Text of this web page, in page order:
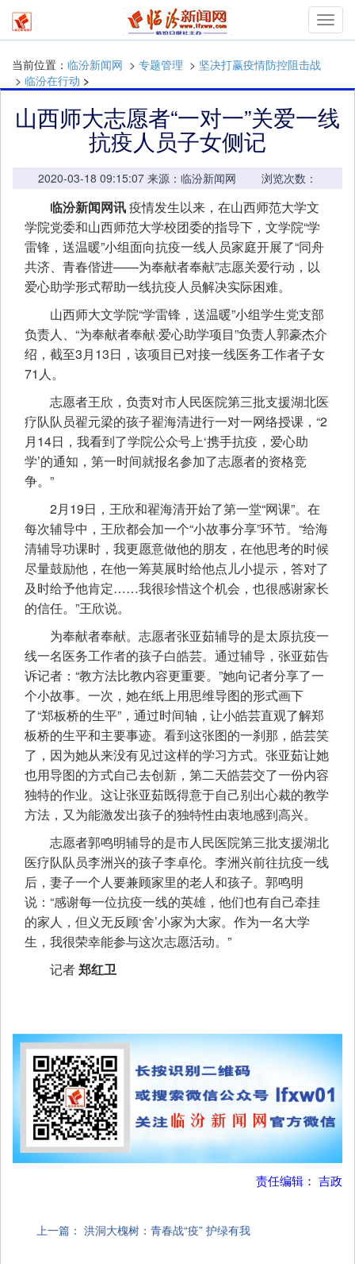
当前位置： 临汾新闻网 > 专题管理 > 坚决打赢疫情防控阻击战
> 临汾在行动 >
山西师大志愿者“一对一”关爱一线
抗疫人员子女侧记
2020-03-18 09:15:07 来源：临汾新闻网 浏览次数：
临汾新闻网讯疫情发生以来，在山西师范大学文
学院党委和山西师范大学校团委的指导下，文学院“学
雷锋，送温暖”小组面向抗疫一线人员家庭开展了“同舟
共济、青春偕进——为奉献者奉献”志愿关爱行动，以
爱心助学形式帮助一线抗疫人员解决实际困难。
山西师大文学院“学雷锋，送温暖”小组学生党支部
负责人、“为奉献者奉献·爱心助学项目”负责人郭豪杰介
绍，截至3月13日，该项目已对接一线医务工作者子女
71人。
志愿者王欣，负责对市人民医院第三批支援湖北医
疗队队员翟元梁的孩子翟海清进行一对一网络授课，“2
月14日，我看到了学院公众号上‘携手抗疫，爱心助
学’的通知，第一时间就报名参加了志愿者的资格竞
争。”
2月19日，王欣和翟海清开始了第一堂“网课”。在
每次辅导中，王欣都会加一个“小故事分享”环节。“给海
清辅导功课时，我更愿意做他的朋友，在他思考的时候
尽量鼓励他，在他一筹莫展时给他点儿小提示，答对了
及时给予他肯定……我很珍惜这个机会，也很感谢家长
的信任。”王欣说。
为奉献者奉献。志愿者张亚茹辅导的是太原抗疫一
线一名医务工作者的孩子白皓芸。通过辅导，张亚茹告
诉记者：“教方法比教内容更重要。”她向记者分享了一
个小故事。一次，她在纸上用思维导图的形式画下
了“郑板桥的生平”，通过时间轴，让小皓芸直观了解郑
板桥的生平和主要事迹。看到这张图的一刹那，皓芸笑
了，因为她从来没有见过这样的学习方式。张亚茹让她
也用导图的方式自己去创新，第二天皓芸交了一份内容
独特的作业。这让张亚茹既得意于自己别出心裁的教学
方法，又为能激发出孩子的独特性由衷地感到高兴。
志愿者郭鸣明辅导的是市人民医院第三批支援湖北
医疗队队员李洲兴的孩子李卓伦。李洲兴前往抗疫一线
后，妻子一个人要兼顾家里的老人和孩子。郭鸣明
说：“感谢每一位抗疫一线的英雄，他们也有自己牵挂
的家人，但义无反顾‘舍’小家为大家。作为一名大学
生，我很荣幸能参与这次志愿活动。”
记者郑红卫
责任编辑： 吉政
上一篇： 洪洞大槐树：青春战“疫” 护绿有我